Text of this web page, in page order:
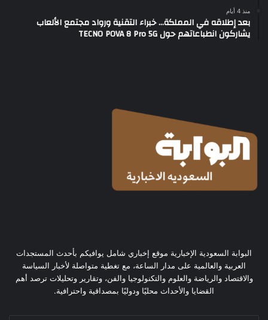
منذ 4 أيام
بعد إطلاقه في المملكة… خبراء التقنية ورواد مجتمع الألعاب
يشاركون انطباعاتهم حول TECNO POVA 8 Pro 5G
البوابة السعودية الإخبارية موقع إخباري شامل يوافيكم بأحدث المستجدات
العربية والعالمية على مدار الساعة، مع تغطية متواصلة لأخبار السياسة
والاقتصاد والرياضة والعلوم والتكنولوجيا والفن، وتقارير وتحليلات ترصد أهم
القضايا والأحداث محليًا ودوليًا بمصداقية واحترافية.